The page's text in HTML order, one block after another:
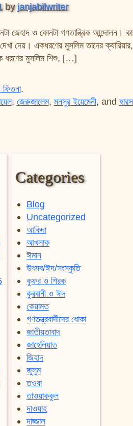
byjanjabilwriter
জেহাদ ও কোনটা গণতান্ত্রিক আন্দোলন।
দেয়। একধরণের মুসলিম তাদের
ধরণের মুসলিম শিশু, […]
ফিতনা.
, জেরুজালেম, মনসুর ইয়েমেনী, and
প্রতিরোধ ও জেরুজালেম বিজয়
Categories
Blog
Uncategorized
আকিদা
আখলাক
ঈমান
উৎসব/ঈদ/সংস্কৃতি
কুফর ও শিরক
কুরবানী ও ঈদ
কেয়ামত
গণতন্ত্রবাদীদের ধোকা
জাতীয়তাবাদ
জাহেলিয়াত
জিহাদ
জুলুম
তওবা
তাওয়াককুল
দাওয়াহ
দাজ্জাল